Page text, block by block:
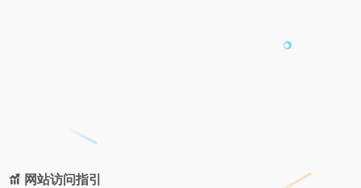
网站访问指引